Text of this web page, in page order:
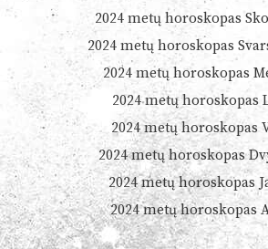
2024 metų horoskopas
2024 metų horoskopas
2024 metų horoskopas
2024 metų horoskopas
2024 metų horoskopas
2024 metų horoskopas
2024 metų horoskopas
2024 metų horoskopas